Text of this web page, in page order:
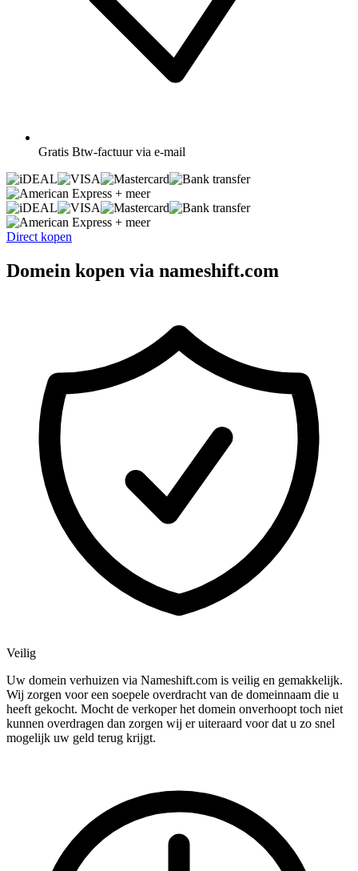
Gratis Btw-factuur via e-mail
+ meer
+ meer
Direct kopen
Domein kopen via nameshift.com
Veilig
Uw domein verhuizen via Nameshift.com is veilig en gemakkelijk.
Wij zorgen voor een soepele overdracht van de domeinnaam die u
heeft gekocht. Mocht de verkoper het domein onverhoopt toch niet
kunnen overdragen dan zorgen wij er uiteraard voor dat u zo snel
mogelijk uw geld terug krijgt.